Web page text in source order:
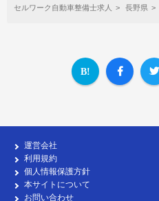
セルワーク自動車整備士求人 長野県
運営会社
利用規約
個人情報保護方針
本サイトについて
お問い合わせ